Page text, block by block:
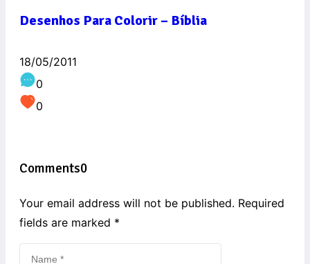
Desenhos Para Colorir – Bíblia
18/05/2011
0
0
Comments0
Your email address will not be published. Required
fields are marked *